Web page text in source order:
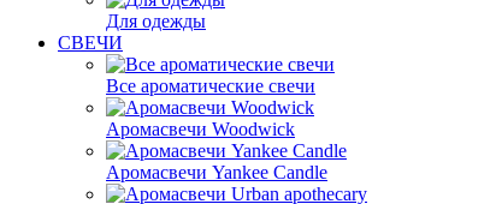
Для одежды
СВЕЧИ
Все ароматические свечи
Аромасвечи Woodwick
Аромасвечи Yankee Candle